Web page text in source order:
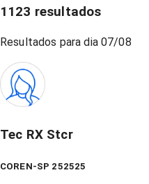
1123 resultados
Resultados para dia 07/08
Tec RX Stcr
COREN-SP 252525